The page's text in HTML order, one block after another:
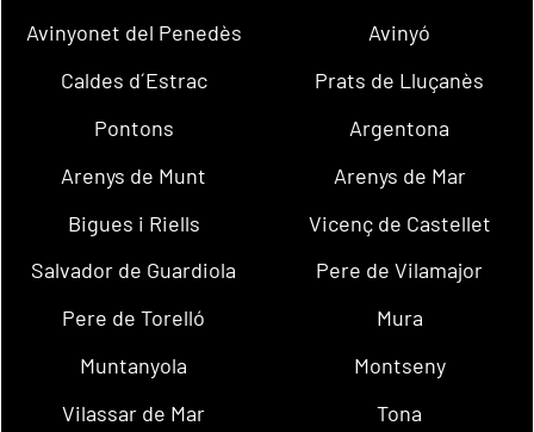
Avinyonet del Penedès
Avinyó
Caldes d´Estrac
Prats de Lluçanès
Pontons
Argentona
Arenys de Munt
Arenys de Mar
Bigues i Riells
Vicenç de Castellet
Salvador de Guardiola
Pere de Vilamajor
Pere de Torelló
Mura
Muntanyola
Montseny
Vilassar de Mar
Tona